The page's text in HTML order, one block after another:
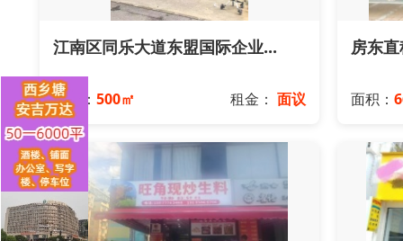
江南区同乐大道东盟国际企业...
面积： 500㎡ 租金： 面议
房东
面积：